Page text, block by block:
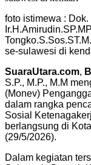
foto istimewa :
se-sulawesi di
SuaraUtara.com,
S.P., M.P., M.M
(Monev)
dalam rangka
Sosial
berlangsung di
(29/5/2026).
Dalam kegiatan